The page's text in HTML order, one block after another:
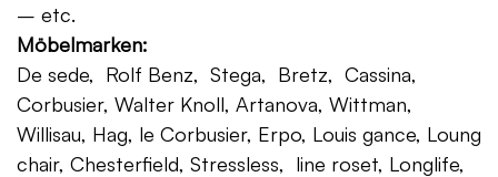
– etc.
Möbelmarken:
De sede, Rolf Benz, Stega, Bretz, Cassina,
Corbusier, Walter Knoll, Artanova, Wittman,
Willisau, Hag, le Corbusier, Erpo, Louis gance, Loung
chair, Chesterfield, Stressless, line roset, Longlife,